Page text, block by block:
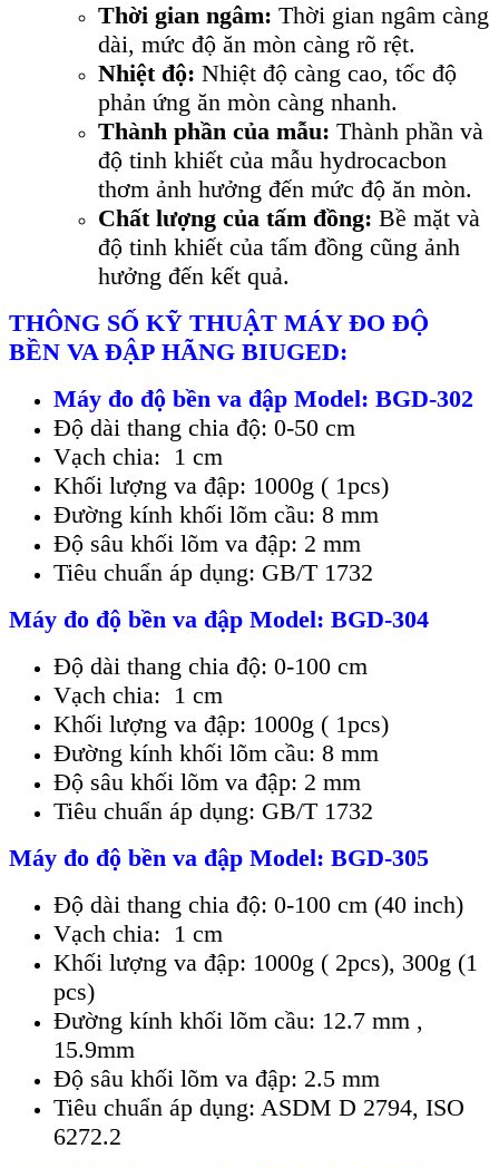
Thời gian ngâm: Thời gian ngâm càng
dài, mức độ ăn mòn càng rõ rệt.
Nhiệt độ: Nhiệt độ càng cao, tốc độ
phản ứng ăn mòn càng nhanh.
Thành phần của mẫu: Thành phần và
độ tinh khiết của mẫu hydrocacbon
thơm ảnh hưởng đến mức độ ăn mòn.
Chất lượng của tấm đồng: Bề mặt và
độ tinh khiết của tấm đồng cũng ảnh
hưởng đến kết quả.
THÔNG SỐ KỸ THUẬT MÁY ĐO ĐỘ
BỀN VA ĐẬP HÃNG BIUGED:
Máy đo độ bền va đập Model: BGD-302
Độ dài thang chia độ: 0-50 cm
Vạch chia: 1 cm
Khối lượng va đập: 1000g ( 1pcs)
Đường kính khối lõm cầu: 8 mm
Độ sâu khối lõm va đập: 2 mm
Tiêu chuẩn áp dụng: GB/T 1732
Máy đo độ bền va đập Model: BGD-304
Độ dài thang chia độ: 0-100 cm
Vạch chia: 1 cm
Khối lượng va đập: 1000g ( 1pcs)
Đường kính khối lõm cầu: 8 mm
Độ sâu khối lõm va đập: 2 mm
Tiêu chuẩn áp dụng: GB/T 1732
Máy đo độ bền va đập Model: BGD-305
Độ dài thang chia độ: 0-100 cm (40 inch)
Vạch chia: 1 cm
Khối lượng va đập: 1000g ( 2pcs), 300g (1
pcs)
Đường kính khối lõm cầu: 12.7 mm ,
15.9mm
Độ sâu khối lõm va đập: 2.5 mm
Tiêu chuẩn áp dụng: ASDM D 2794, ISO
6272.2